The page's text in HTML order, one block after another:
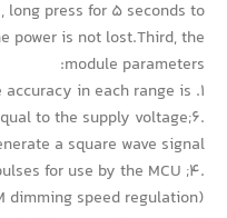
press for 5 seconds to
power is not lost.Third, the
module parameters:
accuracy in each range is
to the supply voltage;6.
a square wave signal
for use by the MCU ;4.
dimming speed regulation).